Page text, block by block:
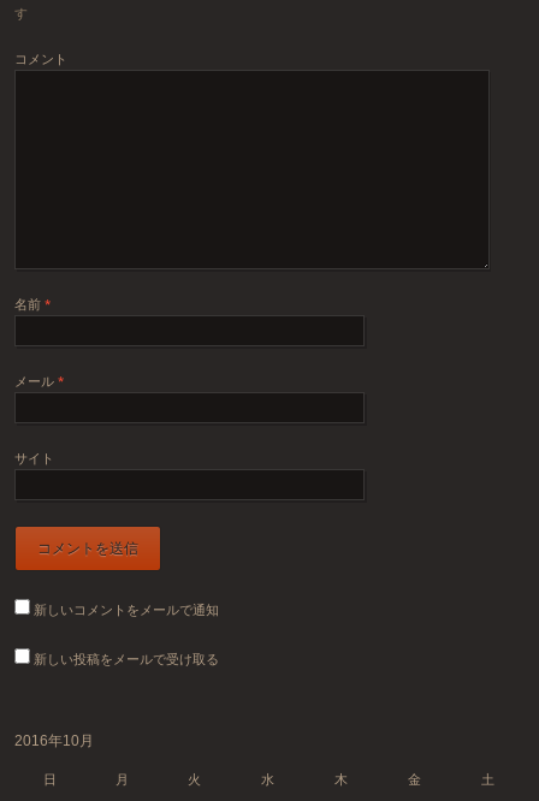
す
コメント
名前 *
メール *
サイト
新しいコメントをメールで通知
新しい投稿をメールで受け取る
2016年10月
日 月 火 水 木 金 土